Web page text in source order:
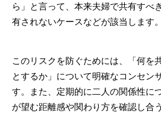
ら」と言って、本来夫婦で共有すべ
有されないケースなどが該当します。
このリスクを防ぐためには、「何を
とするか」について明確なコンセン
す。また、定期的に二人の関係性に
が望む距離感や関わり方を確認し合